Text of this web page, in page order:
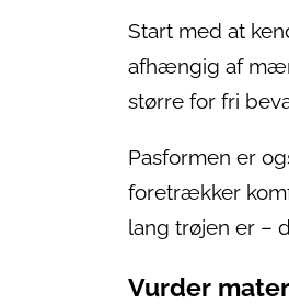
Start med at
afhængig af
større for fri
Pasformen er
foretrækker
lang trøjen er –
Vurder